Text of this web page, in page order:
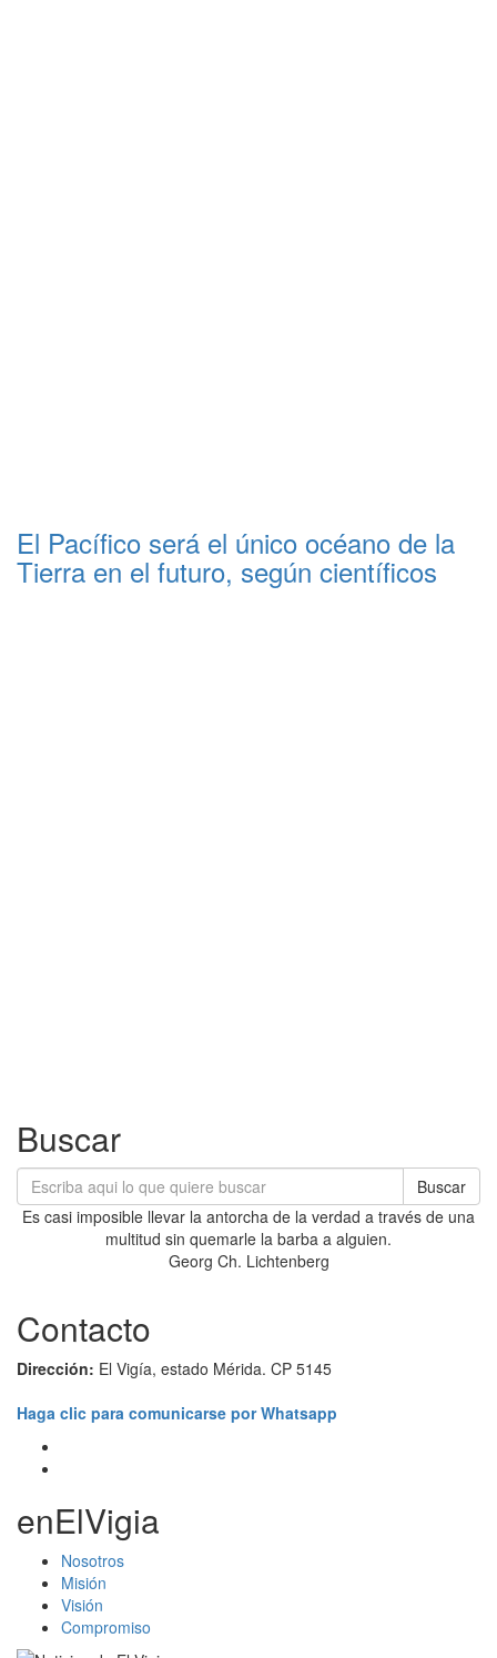
El Pacífico será el único océano de la
Tierra en el futuro, según científicos
Buscar
Buscar
Es casi imposible llevar la antorcha de la verdad a través de una
multitud sin quemarle la barba a alguien.
Georg Ch. Lichtenberg
Contacto
Dirección: El Vigía, estado Mérida. CP 5145
Haga clic para comunicarse por Whatsapp
enElVigia
Nosotros
Misión
Visión
Compromiso